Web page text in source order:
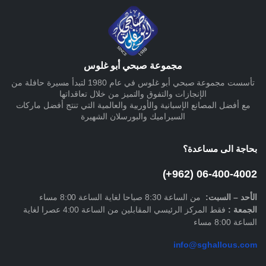
مجموعة صبحي أبو غلوس
تأسست مجموعة صبحي أبو غلوس في عام 1980 لتبدأ مسيرة حافلة من
الإنجازات والتفوق والتميز من خلال تعاقداتها
مع أفضل المصانع الإسبانية والأوربية والعالمية التي تنتج أفضل ماركات
السيراميك والبورسلان الشهيرة
بحاجة الى مساعدة؟
06-400-4002 (962+)
الأحد – السبت: من الساعة 8:30 صباحا لغاية الساعة 8:00 مساء
الجمعة :
فقط المركز الرئيسي المقابلين من الساعة 4:00 عصرا لغاية
الساعة 8:00 مساء
info@sghallous.com